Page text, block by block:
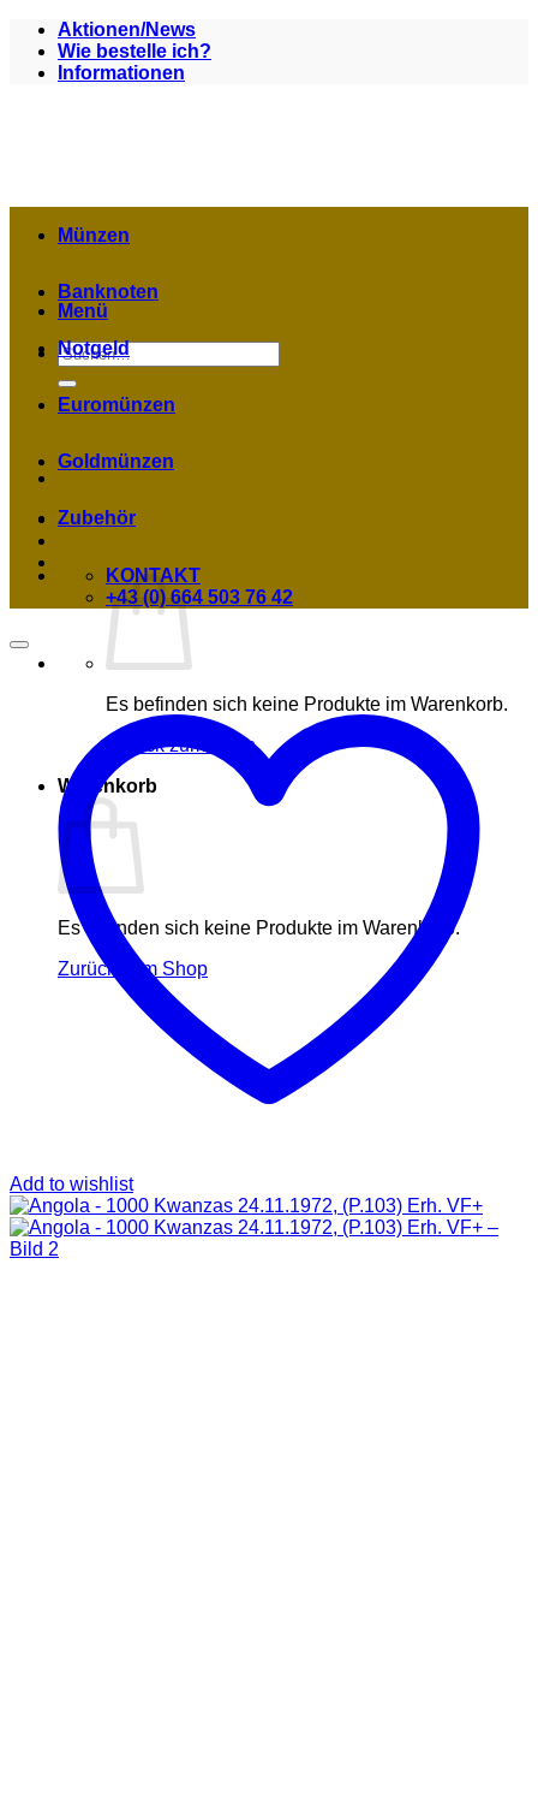
Zum
Inhalt
springen
Aktionen/News
Wie bestelle ich?
Informationen
Menü
Suchen
nach:
Es befinden sich keine Produkte im Warenkorb.
Zurück zum Shop
Warenkorb
Es befinden sich keine Produkte im Warenkorb.
Zurück zum Shop
Münzen
Banknoten
Notgeld
Euromünzen
Goldmünzen
Zubehör
KONTAKT
+43 (0) 664 503 76 42
Add to wishlist